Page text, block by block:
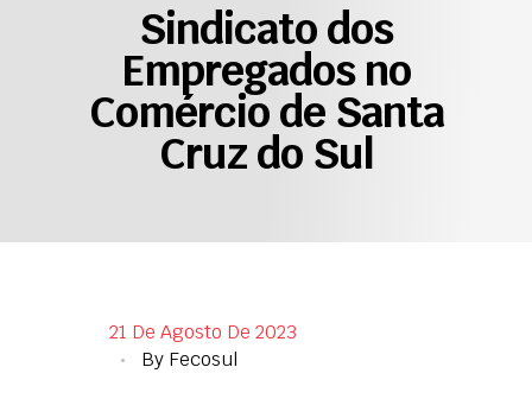
Sindicato dos
Empregados no
Comércio de Santa
Cruz do Sul
21 De Agosto De 2023
By Fecosul